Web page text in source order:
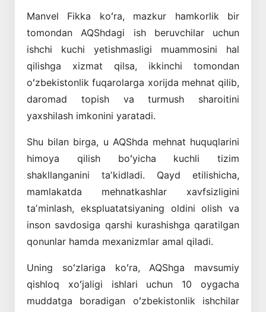
Manvel Fikka koʻra, mazkur hamkorlik bir
tomondan AQShdagi ish beruvchilar uchun
ishchi kuchi yetishmasligi muammosini hal
qilishga xizmat qilsa, ikkinchi tomondan
oʻzbekistonlik fuqarolarga xorijda mehnat qilib,
daromad topish va turmush sharoitini
yaxshilash imkonini yaratadi.
Shu bilan birga, u AQShda mehnat huquqlarini
himoya qilish boʻyicha kuchli tizim
shakllanganini taʼkidladi. Qayd etilishicha,
mamlakatda mehnatkashlar xavfsizligini
taʼminlash, ekspluatatsiyaning oldini olish va
inson savdosiga qarshi kurashishga qaratilgan
qonunlar hamda mexanizmlar amal qiladi.
Uning soʻzlariga koʻra, AQShga mavsumiy
qishloq xoʻjaligi ishlari uchun 10 oygacha
muddatga boradigan oʻzbekistonlik ishchilar